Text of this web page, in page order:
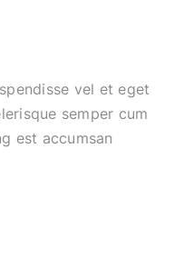
vel et eget
semper cum
est accumsan